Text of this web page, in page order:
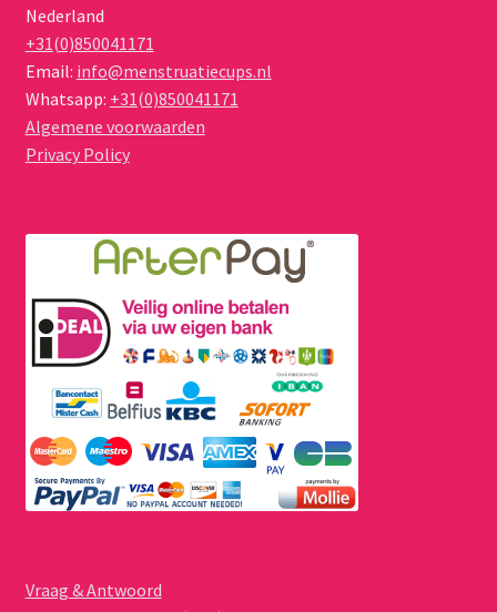
Nederland
+31(0)850041171
Email: info@menstruatiecups.nl
Whatsapp: +31(0)850041171
Algemene voorwaarden
Privacy Policy
Vraag & Antwoord